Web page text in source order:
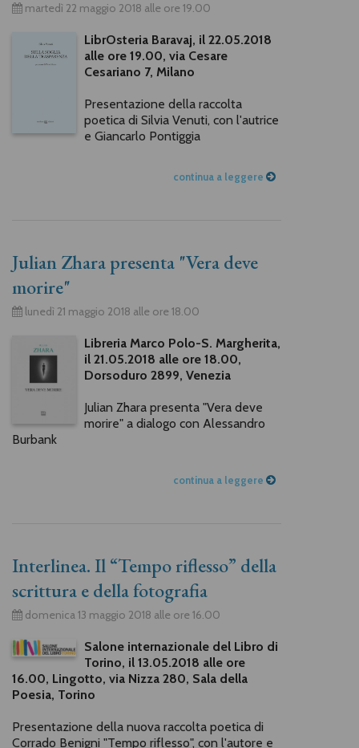
martedì 22 maggio 2018 alle ore 19.00
LibrOsteria Baravaj, il 22.05.2018
alle ore 19.00, via Cesare
Cesariano 7, Milano
Presentazione della raccolta
poetica di Silvia Venuti, con l'autrice
e Giancarlo Pontiggia
continua a leggere
Julian Zhara presenta "Vera deve
morire"
lunedì 21 maggio 2018 alle ore 18.00
Libreria Marco Polo-S. Margherita,
il 21.05.2018 alle ore 18.00,
Dorsoduro 2899, Venezia
Julian Zhara presenta "Vera deve
morire" a dialogo con Alessandro
Burbank
continua a leggere
Interlinea. Il “Tempo riflesso” della
scrittura e della fotografia
domenica 13 maggio 2018 alle ore 16.00
Salone internazionale del Libro di
Torino, il 13.05.2018 alle ore
16.00, Lingotto, via Nizza 280, Sala della
Poesia, Torino
Presentazione della nuova raccolta poetica di
Corrado Benigni "Tempo riflesso", con l'autore e